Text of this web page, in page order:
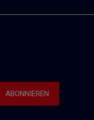
ABONNIEREN